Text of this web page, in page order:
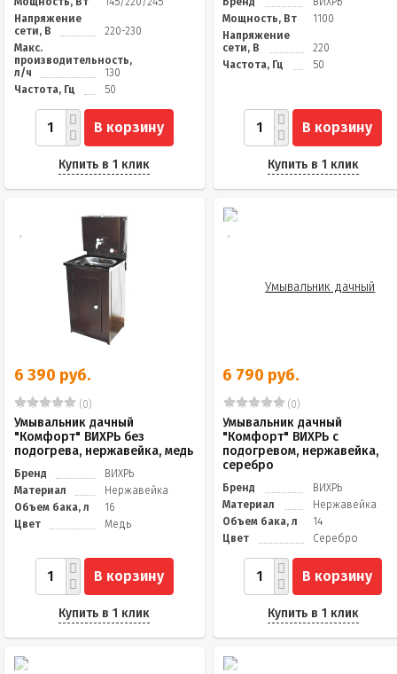
Напряжение
сети, В
220-230
Макс.
производительность,
л/ч
130
Частота, Гц
50
В корзину
Купить в 1 клик
Мощность, Вт
1100
Напряжение
сети, В
220
Частота, Гц
50
В корзину
Купить в 1 клик
6 390 руб.
(0)
Умывальник дачный
"Комфорт" ВИХРЬ без
подогрева, нержавейка, медь
Бренд
ВИХРЬ
Материал
Нержавейка
Объем бака, л
16
Цвет
Медь
В корзину
Купить в 1 клик
6 790 руб.
(0)
Умывальник дачный
"Комфорт" ВИХРЬ с
подогревом, нержавейка,
серебро
Бренд
ВИХРЬ
Материал
Нержавейка
Объем бака, л
14
Цвет
Серебро
В корзину
Купить в 1 клик